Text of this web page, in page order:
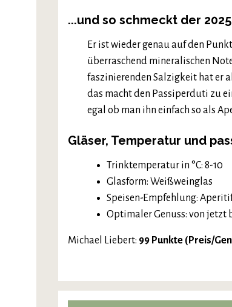
...und so schmeckt der
Er ist wieder genau auf den
überraschend mineralischen
faszinierenden Salzigkeit hat er
das macht den Passiperduti zu
egal ob man ihn einfach so als
Gläser, Temperatur und
Trinktemperatur in °C: 8-10
Glasform: Weißweinglas
Speisen-Empfehlung:
Optimaler Genuss: von jetzt
Michael Liebert: 99 Punkte (Preis/